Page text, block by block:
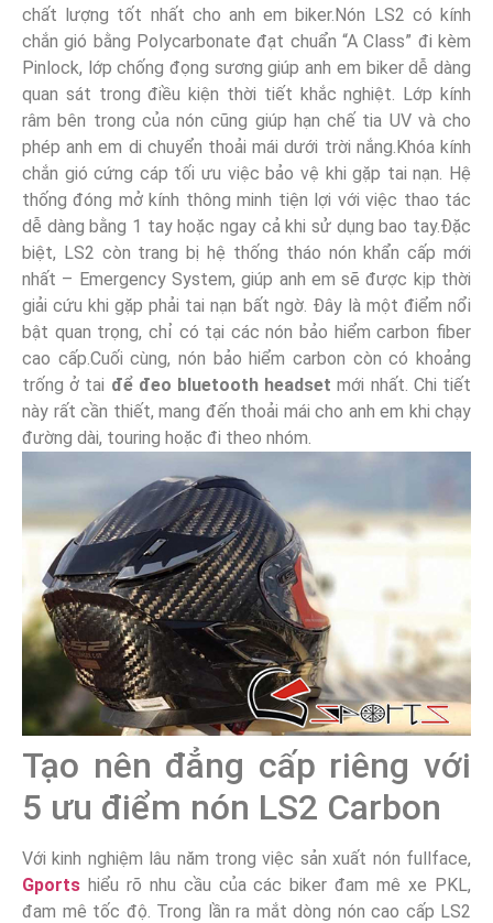
chất lượng tốt nhất cho anh em biker.Nón LS2 có kính
chắn gió bằng Polycarbonate đạt chuẩn “A Class” đi kèm
Pinlock, lớp chống đọng sương giúp anh em biker dễ dàng
quan sát trong điều kiện thời tiết khắc nghiệt. Lớp kính
râm bên trong của nón cũng giúp hạn chế tia UV và cho
phép anh em di chuyển thoải mái dưới trời nắng.Khóa kính
chắn gió cứng cáp tối ưu việc bảo vệ khi gặp tai nạn. Hệ
thống đóng mở kính thông minh tiện lợi với việc thao tác
dễ dàng bằng 1 tay hoặc ngay cả khi sử dụng bao tay.Đặc
biệt, LS2 còn trang bị hệ thống tháo nón khẩn cấp mới
nhất – Emergency System, giúp anh em sẽ được kịp thời
giải cứu khi gặp phải tai nạn bất ngờ. Đây là một điểm nổi
bật quan trọng, chỉ có tại các nón bảo hiểm carbon fiber
cao cấp.Cuối cùng, nón bảo hiểm carbon còn có khoảng
trống ở tai để đeo bluetooth headset mới nhất. Chi tiết
này rất cần thiết, mang đến thoải mái cho anh em khi chạy
đường dài, touring hoặc đi theo nhóm.
Tạo nên đẳng cấp riêng với
5 ưu điểm nón LS2 Carbon
Với kinh nghiệm lâu năm trong việc sản xuất nón fullface,
Gports hiểu rõ nhu cầu của các biker đam mê xe PKL,
đam mê tốc độ. Trong lần ra mắt dòng nón cao cấp LS2